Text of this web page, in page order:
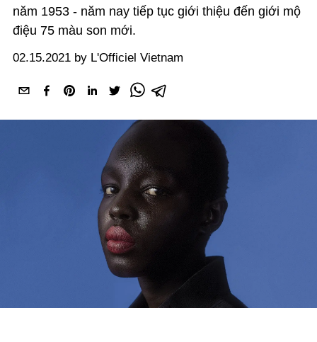
năm 1953 - năm nay tiếp tục giới thiệu đến giới mộ
điệu 75 màu son mới.
02.15.2021 by L'Officiel Vietnam